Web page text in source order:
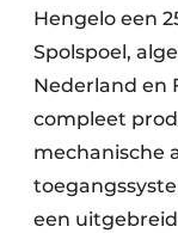
Hengelo een
Spolspoel,
Nederland en
compleet
mechanische
een